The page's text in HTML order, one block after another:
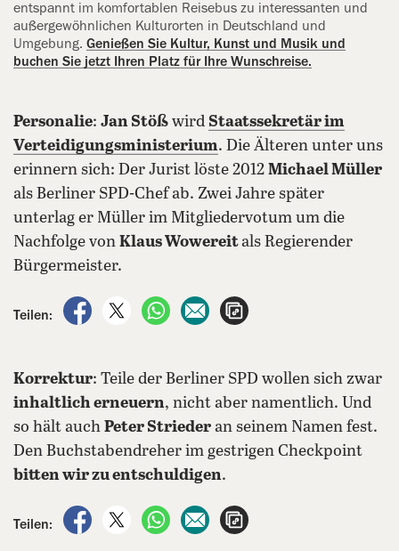
entspannt im komfortablen Reisebus zu interessanten und
außergewöhnlichen Kulturorten in Deutschland und
Umgebung. Genießen Sie Kultur, Kunst und Musik und
buchen Sie jetzt Ihren Platz für Ihre Wunschreise.
Personalie: Jan Stöß wird Staatssekretär im
Verteidigungsministerium. Die Älteren unter uns
erinnern sich: Der Jurist löste 2012 Michael Müller
als Berliner SPD-Chef ab. Zwei Jahre später
unterlag er Müller im Mitgliedervotum um die
Nachfolge von Klaus Wowereitals Regierender
Bürgermeister.
Teilen:
auf Facebook teilen
auf X teilenper WhatsApp teilen
per E-Mail teilen
Korrektur: Teile der Berliner SPD wollen sich zwar
inhaltlich erneuern, nicht aber namentlich. Und
so hält auch Peter Strieder an seinem Namen fest.
Den Buchstabendreher im gestrigen Checkpoint
bitten wir zu entschuldigen.
Teilen:
auf Facebook teilen
auf X teilenper WhatsApp teilen
per E-Mail teilen